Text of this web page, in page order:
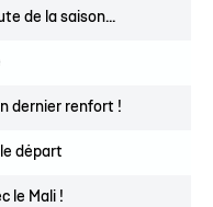
de la saison...
dernier renfort !
départ
le Mali !